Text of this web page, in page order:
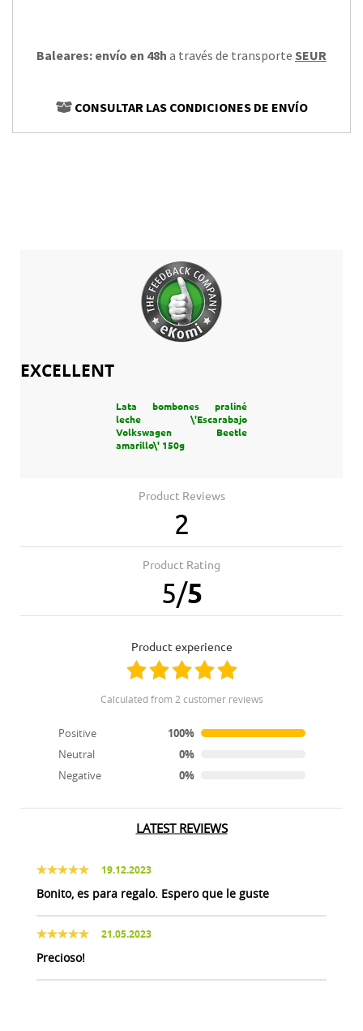
Baleares: envío en 48h a través de transporte SEUR
CONSULTAR LAS CONDICIONES DE ENVÍO
EXCELLENT
Lata bombones praliné
leche \'Escarabajo
Volkswagen Beetle
amarillo\' 150g
Product Reviews
2
Product Rating
5/5
product experience
calculated from 2 customer reviews
Positive
100%
Neutral
0%
Negative
0%
LATEST REVIEWS
19.12.2023
Bonito, es para regalo. Espero que le guste
21.05.2023
Precioso!